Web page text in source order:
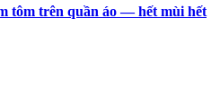
tôm trên quần áo — hết mùi hết